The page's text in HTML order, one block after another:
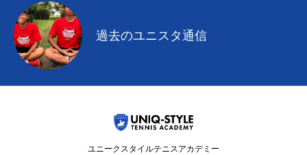
過去のユニスタ通信
ユニークスタイルテニスアカデミー